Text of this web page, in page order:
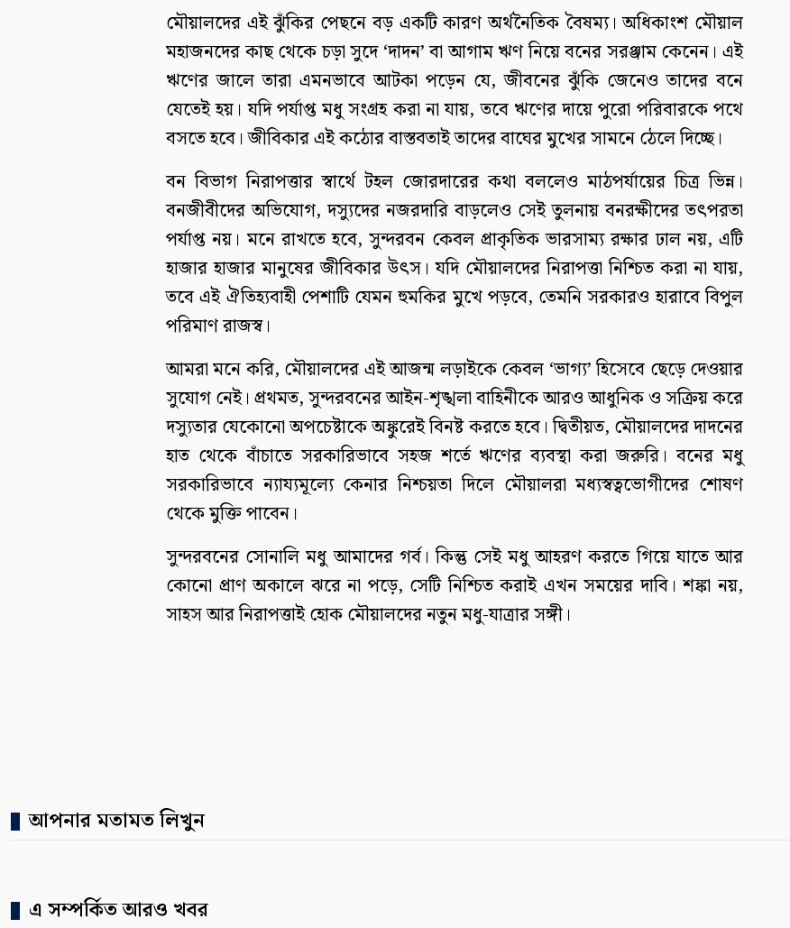
মৌয়ালদের এই ঝুঁকির পেছনে বড় একটি কারণ অর্থনৈতিক বৈষম্য। অধিকাংশ মৌয়াল
মহাজনদের কাছ থেকে চড়া সুদে ‘দাদন’ বা আগাম ঋণ নিয়ে বনের সরঞ্জাম কেনেন। এই
ঋণের জালে তারা এমনভাবে আটকা পড়েন যে, জীবনের ঝুঁকি জেনেও তাদের বনে
যেতেই হয়। যদি পর্যাপ্ত মধু সংগ্রহ করা না যায়, তবে ঋণের দায়ে পুরো পরিবারকে পথে
বসতে হবে। জীবিকার এই কঠোর বাস্তবতাই তাদের বাঘের মুখের সামনে ঠেলে দিচ্ছে।
বন বিভাগ নিরাপত্তার স্বার্থে টহল জোরদারের কথা বললেও মাঠপর্যায়ের চিত্র ভিন্ন।
বনজীবীদের অভিযোগ, দস্যুদের নজরদারি বাড়লেও সেই তুলনায় বনরক্ষীদের তৎপরতা
পর্যাপ্ত নয়। মনে রাখতে হবে, সুন্দরবন কেবল প্রাকৃতিক ভারসাম্য রক্ষার ঢাল নয়, এটি
হাজার হাজার মানুষের জীবিকার উৎস। যদি মৌয়ালদের নিরাপত্তা নিশ্চিত করা না যায়,
তবে এই ঐতিহ্যবাহী পেশাটি যেমন হুমকির মুখে পড়বে, তেমনি সরকারও হারাবে বিপুল
পরিমাণ রাজস্ব।
আমরা মনে করি, মৌয়ালদের এই আজন্ম লড়াইকে কেবল ‘ভাগ্য’ হিসেবে ছেড়ে দেওয়ার
সুযোগ নেই। প্রথমত, সুন্দরবনের আইন-শৃঙ্খলা বাহিনীকে আরও আধুনিক ও সক্রিয় করে
দস্যুতার যেকোনো অপচেষ্টাকে অঙ্কুরেই বিনষ্ট করতে হবে। দ্বিতীয়ত, মৌয়ালদের দাদনের
হাত থেকে বাঁচাতে সরকারিভাবে সহজ শর্তে ঋণের ব্যবস্থা করা জরুরি। বনের মধু
সরকারিভাবে ন্যায্যমূল্যে কেনার নিশ্চয়তা দিলে মৌয়ালরা মধ্যস্বত্বভোগীদের শোষণ
থেকে মুক্তি পাবেন।
সুন্দরবনের সোনালি মধু আমাদের গর্ব। কিন্তু সেই মধু আহরণ করতে গিয়ে যাতে আর
কোনো প্রাণ অকালে ঝরে না পড়ে, সেটি নিশ্চিত করাই এখন সময়ের দাবি। শঙ্কা নয়,
সাহস আর নিরাপত্তাই হোক মৌয়ালদের নতুন মধু-যাত্রার সঙ্গী।
আপনার মতামত লিখুন
এ সম্পর্কিত আরও খবর